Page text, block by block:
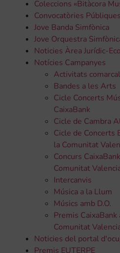
Coleccions «Bitàcora
Convocatòries Públiques
Jove Banda Simfònica
Jove Orquestra
Noticies Àrea Jurídic-
Notícies Campanyes
Activitats
Bandes a les Arts
Cicle Concerts
CaixaBank
Cicle de Cambra
Cicle de Concerts
la Comunitat
Concurs
Comunitat
Intercanvis
Música a la Llum
Músics amb D.O.
Premis
Comunitat
Noticies del portal
Premis EUTERPE